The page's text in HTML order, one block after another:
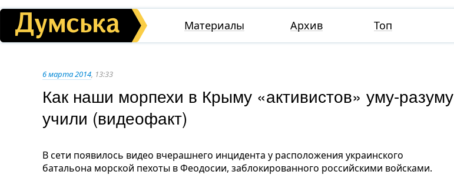
Материалы Архив Топ
6 марта 2014, 13:33
Как наши морпехи в Крыму «активистов» уму-разуму
учили (видеофакт)
В сети появилось видео вчерашнего инцидента у расположения украинского
батальона морской пехоты в Феодосии, заблокированного российскими войсками.